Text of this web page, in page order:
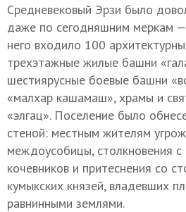
Средневековый Эрзи было
даже по сегодняшним меркам
него входило 100
трехэтажные жилые башни
шестиярусные боевые башни
«малхар кашамаш», храмы и
«элгац». Поселение было
стеной: местным жителям
междоусобицы, столкновения
кочевников и притеснения со
кумыкских князей, владевших
равнинными землями.